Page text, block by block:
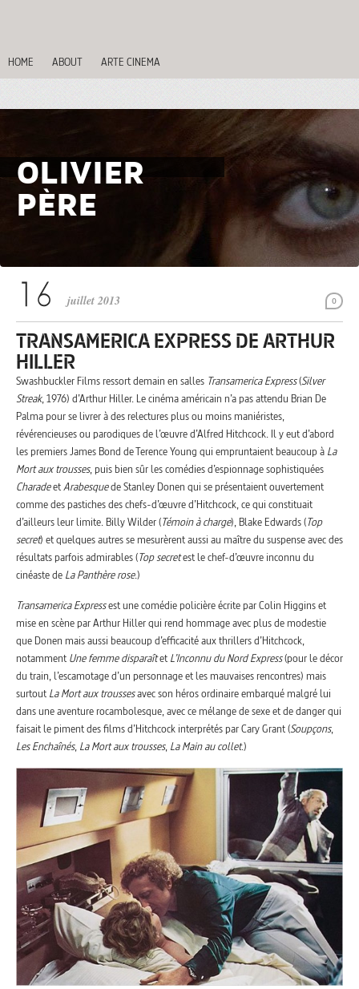
HOME ABOUT ARTE CINEMA
OLIVIER
PÈRE
0
juillet 2013
TRANSAMERICA EXPRESS DE ARTHUR
HILLER
Swashbuckler Films ressort demain en salles Transamerica Express(Silver
Streak, 1976) d’Arthur Hiller. Le cinéma américain n’a pas attendu Brian De
Palma pour se livrer à des relectures plus ou moins maniéristes,
révérencieuses ou parodiques de l’œuvre d’Alfred Hitchcock. Il y eut d’abord
les premiers James Bond de Terence Young qui empruntaient beaucoup à La
Mort aux trousses, puis bien sûr les comédies d’espionnage sophistiquées
CharadeetArabesquede Stanley Donen qui se présentaient ouvertement
comme des pastiches des chefs-d’œuvre d’Hitchcock, ce qui constituait
d’ailleurs leur limite. Billy Wilder (Témoin à charge), Blake Edwards (Top
secret) et quelques autres se mesurèrent aussi au maître du suspense avec des
résultats parfois admirables (Top secretest le chef-d’œuvre inconnu du
cinéaste de La Panthère rose.)
Transamerica Expressest une comédie policière écrite par Colin Higgins et
mise en scène par Arthur Hiller qui rend hommage avec plus de modestie
que Donen mais aussi beaucoup d’efficacité aux thrillers d’Hitchcock,
notamment Une femme disparaîtet L’Inconnu du Nord Express(pour le décor
du train, l’escamotage d’un personnage et les mauvaises rencontres) mais
surtout La Mort aux troussesavec son héros ordinaire embarqué malgré lui
dans une aventure rocambolesque, avec ce mélange de sexe et de danger qui
faisait le piment des films d’Hitchcock interprétés par Cary Grant (Soupçons,
Les Enchaînés, La Mort aux trousses, La Main au collet.)